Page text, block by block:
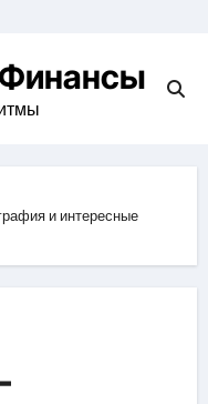
и интересные